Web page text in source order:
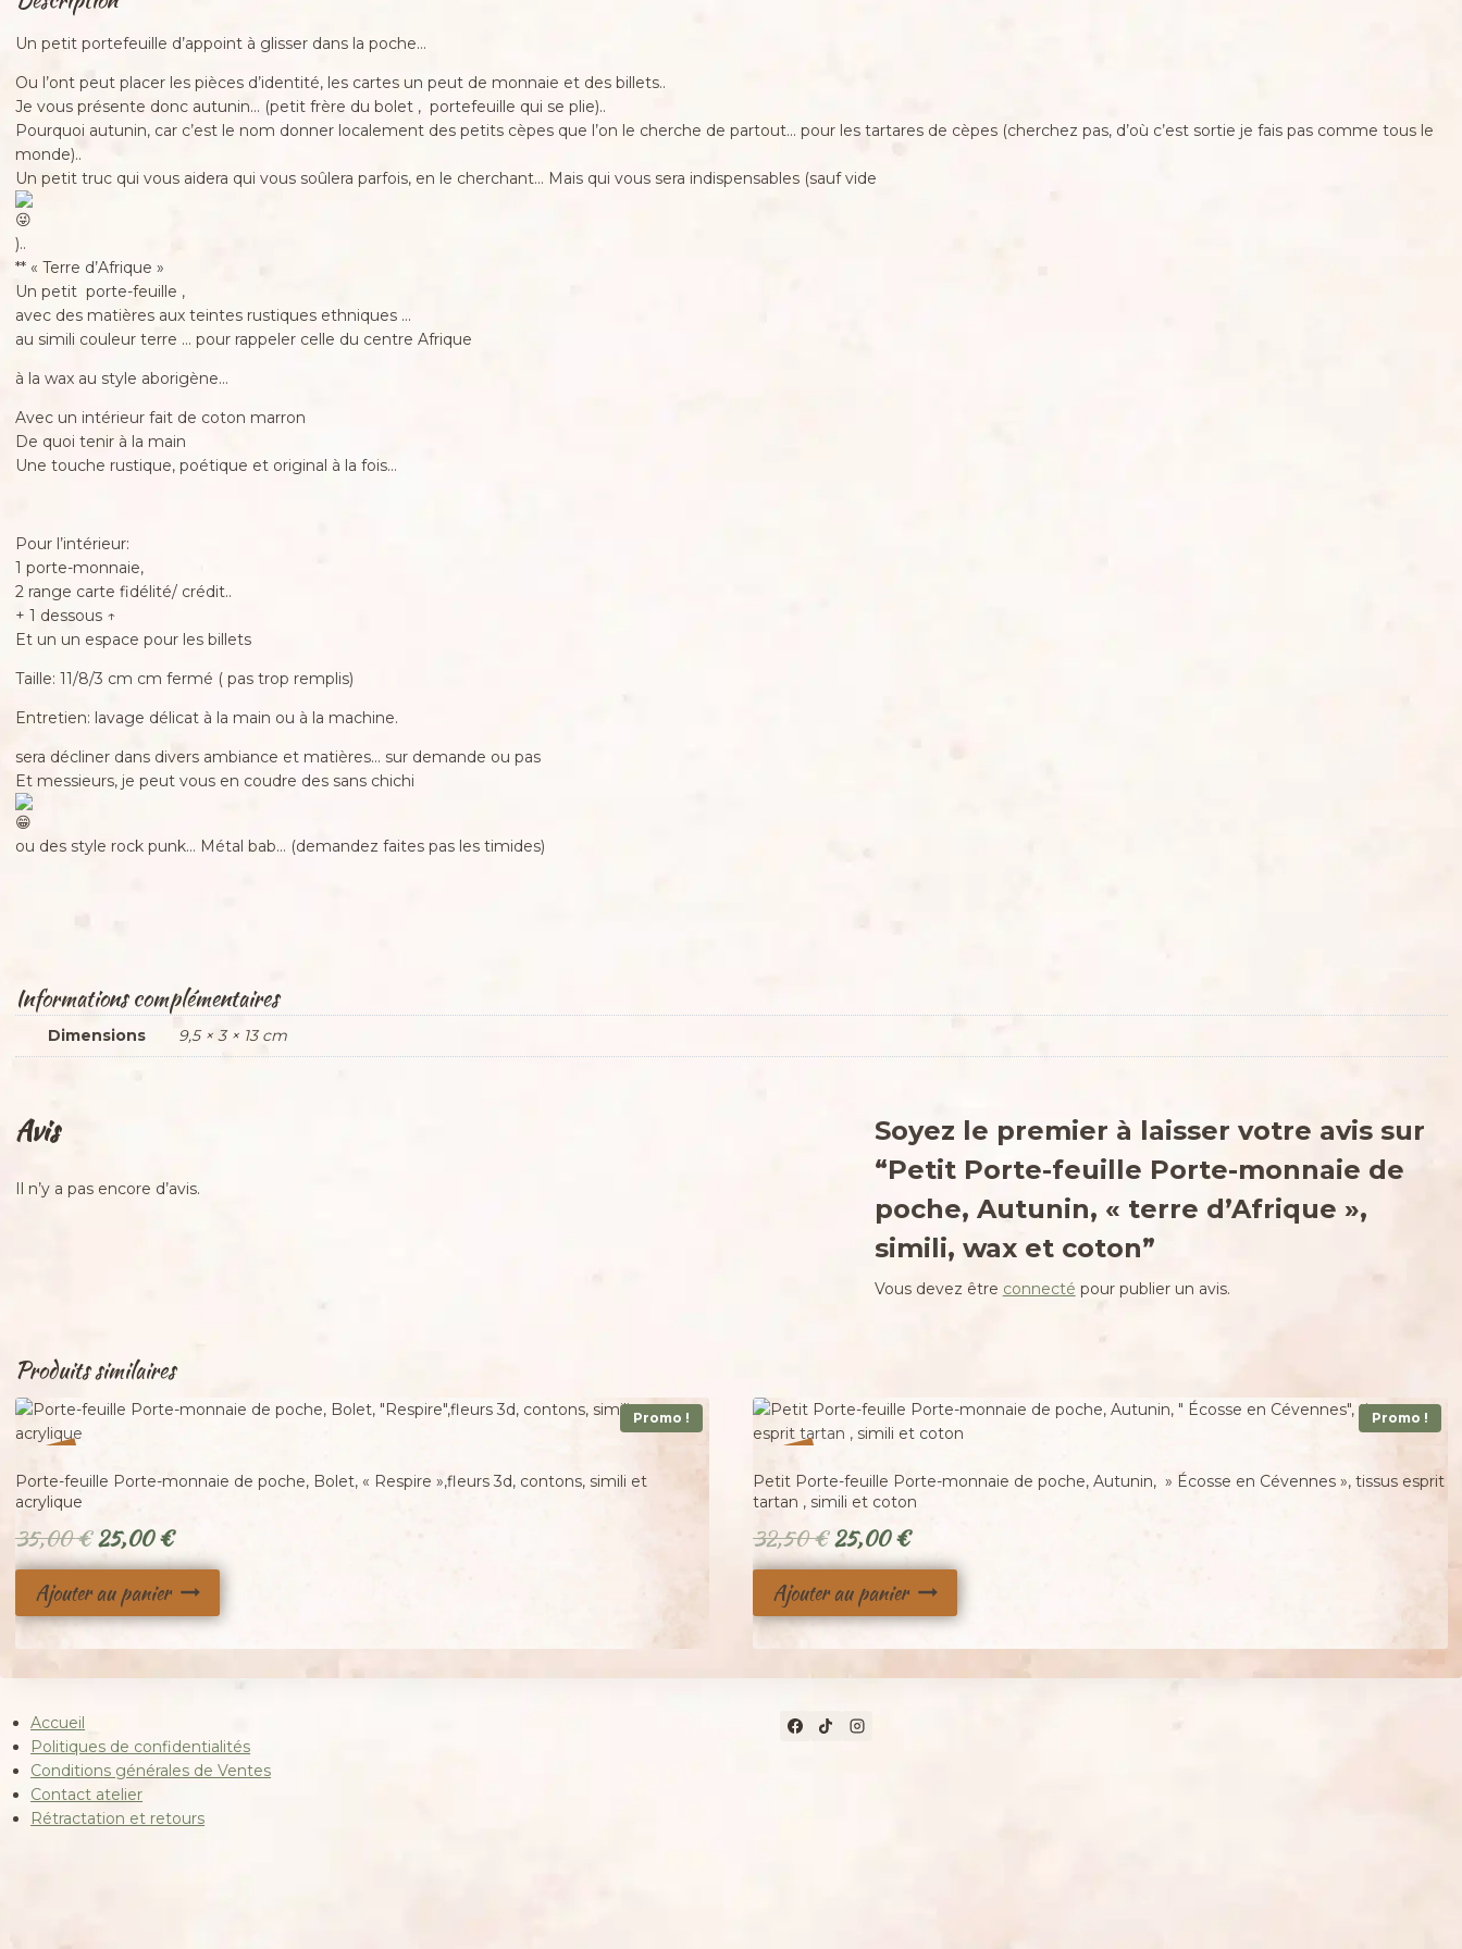
Un petit portefeuille d’appoint à glisser dans la poche…
Ou l’ont peut placer les pièces d’identité, les cartes un peut de monnaie et des billets..
Je vous présente donc autunin… (petit frère du bolet , portefeuille qui se plie)..
Pourquoi autunin, car c’est le nom donner localement des petits cèpes que l’on le cherche de partout… pour les tartares de cèpes (cherchez pas, d’où c’est sortie je fais pas comme tous le
monde)..
Un petit truc qui vous aidera qui vous soûlera parfois, en le cherchant… Mais qui vous sera indispensables (sauf vide
)..
** « Terre d’Afrique »
Un petit porte-feuille ,
avec des matières aux teintes rustiques ethniques …
au simili couleur terre … pour rappeler celle du centre Afrique
à la wax au style aborigène…
Avec un intérieur fait de coton marron
De quoi tenir à la main
Une touche rustique, poétique et original à la fois…
Pour l’intérieur:
1 porte-monnaie,
2 range carte fidélité/ crédit..
+ 1 dessous ↑
Et un un espace pour les billets
Taille: 11/8/3 cm cm fermé ( pas trop remplis)
Entretien: lavage délicat à la main ou à la machine.
sera décliner dans divers ambiance et matières… sur demande ou pas
Et messieurs, je peut vous en coudre des sans chichi
ou des style rock punk… Métal bab… (demandez faites pas les timides)
Informations complémentaires
Dimensions 9,5 × 3 × 13 cm
Avis
Il n’y a pas encore d’avis.
Soyez le premier à laisser votre avis sur
“Petit Porte-feuille Porte-monnaie de
poche, Autunin, « terre d’Afrique »,
simili, wax et coton”
Vous devez être connecté pour publier un avis.
Produits similaires
Promo !
Porte-feuille Porte-monnaie de poche, Bolet, « Respire »,fleurs 3d, contons, simili et
acrylique
35,00€ Le
prix
initial
était :
25,00€Le
prix
actuel
est :
Ajouter au panier
Promo !
Petit Porte-feuille Porte-monnaie de poche, Autunin, » Écosse en Cévennes », tissus esprit
tartan , simili et coton
32,50€ Le
prix
initial
était :
25,00€Le
prix
actuel
est :
Ajouter au panier
Accueil
Politiques de confidentialités
Conditions générales de Ventes
Contact atelier
Rétractation et retours